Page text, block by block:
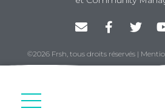
©2026 Frsh, tous droits réservés |